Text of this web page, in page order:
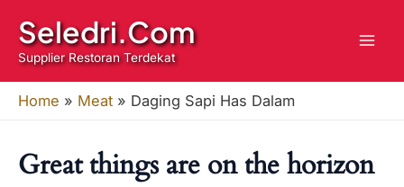
content
Seledri.Com
Supplier Restoran Terdekat
Home » Meat » Daging Sapi Has Dalam
Great things are on the horizon
Dalam
quantity